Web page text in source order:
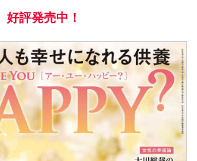
好評発売中！